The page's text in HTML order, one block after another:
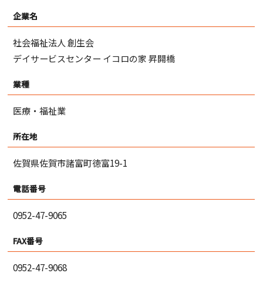
企業名
社会福祉法人 創生会
デイサービスセンター イコロの家 昇開橋
業種
医療・福祉業
所在地
佐賀県佐賀市諸富町徳富19-1
電話番号
0952-47-9065
FAX番号
0952-47-9068